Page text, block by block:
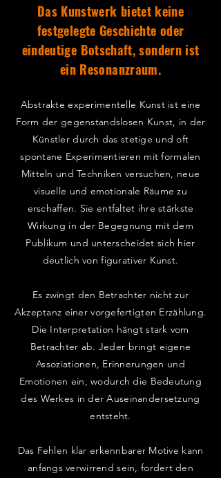
Das Kunstwerk bietet keine
festgelegte Geschichte oder
eindeutige Botschaft, sondern ist
ein Resonanzraum.
Abstrakte experimentelle Kunst ist eine
Form der gegenstandslosen Kunst, in der
Künstler durch das stetige und oft
spontane Experimentieren mit formalen
Mitteln und Techniken versuchen, neue
visuelle und emotionale Räume zu
erschaffen. Sie entfaltet ihre stärkste
Wirkung in der Begegnung mit dem
Publikum und unterscheidet sich hier
deutlich von figurativer Kunst.
Es zwingt den Betrachter nicht zur
Akzeptanz einer vorgefertigten Erzählung.
Die Interpretation hängt stark vom
Betrachter ab. Jeder bringt eigene
Assoziationen, Erinnerungen und
Emotionen ein, wodurch die Bedeutung
des Werkes in der Auseinandersetzung
entsteht.
Das Fehlen klar erkennbarer Motive kann
anfangs verwirrend sein, fordert den